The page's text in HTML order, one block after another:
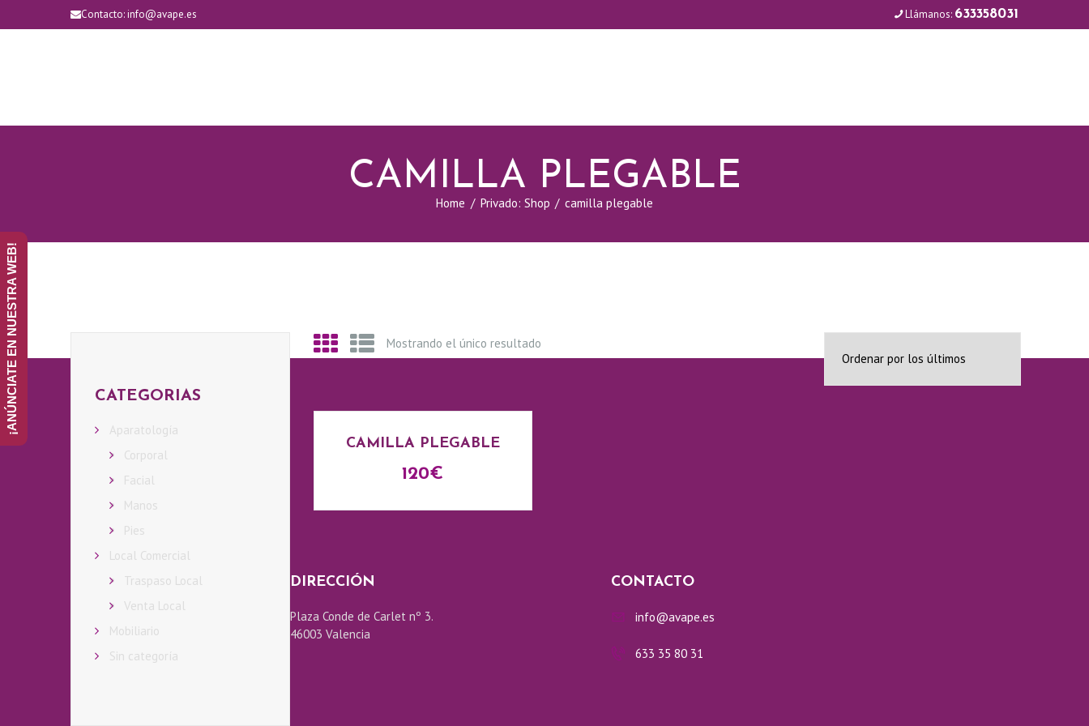
Contacto:info@avape.es Llámanos: 633358031
CAMILLA PLEGABLE
Home Privado: Shop camilla plegable
Mostrando el único resultado
CAMILLA PLEGABLE
120€
CATEGORIAS
Aparatología
Corporal
Facial
Manos
Pies
Local Comercial
Traspaso Local
Venta Local
Mobiliario
Sin categoría
DIRECCIÓN
Plaza Conde de Carlet nº 3.
46003 Valencia
CONTACTO
info@avape.es
633 35 80 31
¡ANÚNCIATE EN NUESTRA WEB!